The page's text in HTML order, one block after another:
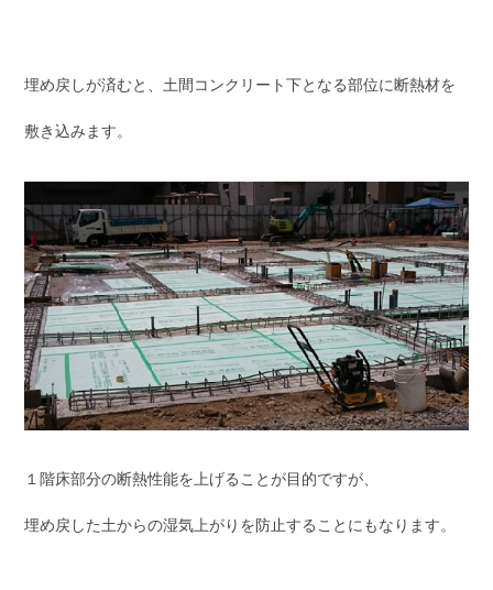
埋め戻しが済むと、土間コンクリート下となる部位に断熱材を
敷き込みます。
１階床部分の断熱性能を上げることが目的ですが、
埋め戻した土からの湿気上がりを防止することにもなります。